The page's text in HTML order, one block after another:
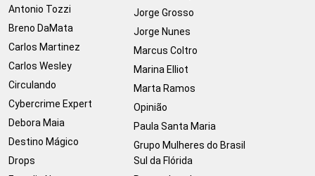
Antonio Tozzi
Breno DaMata
Carlos Martinez
Carlos Wesley
Circulando
Cybercrime Expert
Debora Maia
Destino Mágico
Drops
Jorge Grosso
Jorge Nunes
Marcus Coltro
Marina Elliot
Marta Ramos
Opinião
Paula Santa Maria
Grupo Mulheres do Brasil
Sul da Flórida